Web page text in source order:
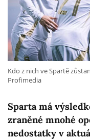
Sparta má
zraněné mnohé
nedostatky v
Kdo z nich ve Spartě
Profimedia